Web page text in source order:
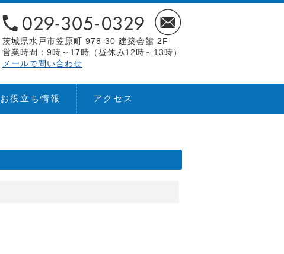
茨城県水戸市笠原町 978-30 建築会館 2F
営業時間：9時～17時（昼休み12時～13時）
メールで問い合わせ
お役立ち情報 アクセス